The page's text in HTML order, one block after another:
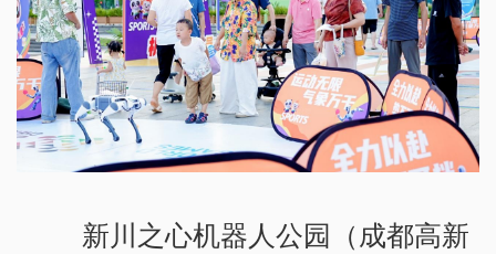
新川之心机器人公园（成都高新